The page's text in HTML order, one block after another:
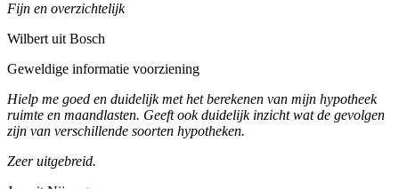
Fijn en overzichtelijk
Wilbert uit Bosch
Geweldige informatie voorziening
Hielp me goed en duidelijk met het berekenen van mijn hypotheek
ruimte en maandlasten. Geeft ook duidelijk inzicht wat de gevolgen
zijn van verschillende soorten hypotheken.
Zeer uitgebreid.